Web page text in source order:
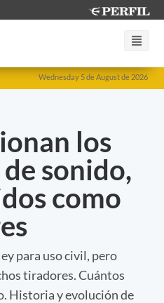
Wednesday 5 de August de 2026
los
sonido,
como
para uso civil, pero
tiradores. Cuántos
Historia y evolución de